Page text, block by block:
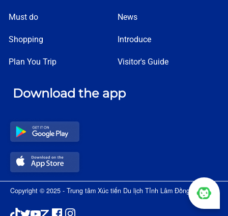
Must do
Shopping
Plan You Trip
News
Introduce
Visitor's Guide
Download the app
Copyright © 2025 - Trung tâm Xúc tiến Du lịch Tỉnh Lâm Đồng